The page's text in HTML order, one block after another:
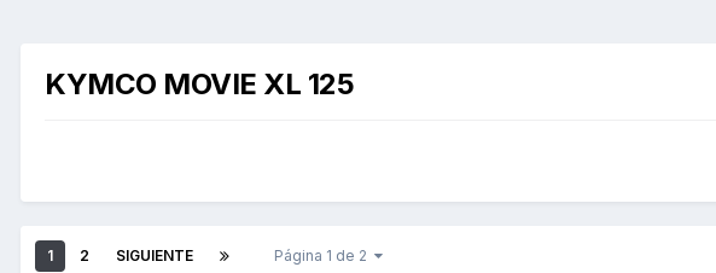
KYMCO MOVIE XL 125
1 2 SIGUIENTE Página 1 de 2